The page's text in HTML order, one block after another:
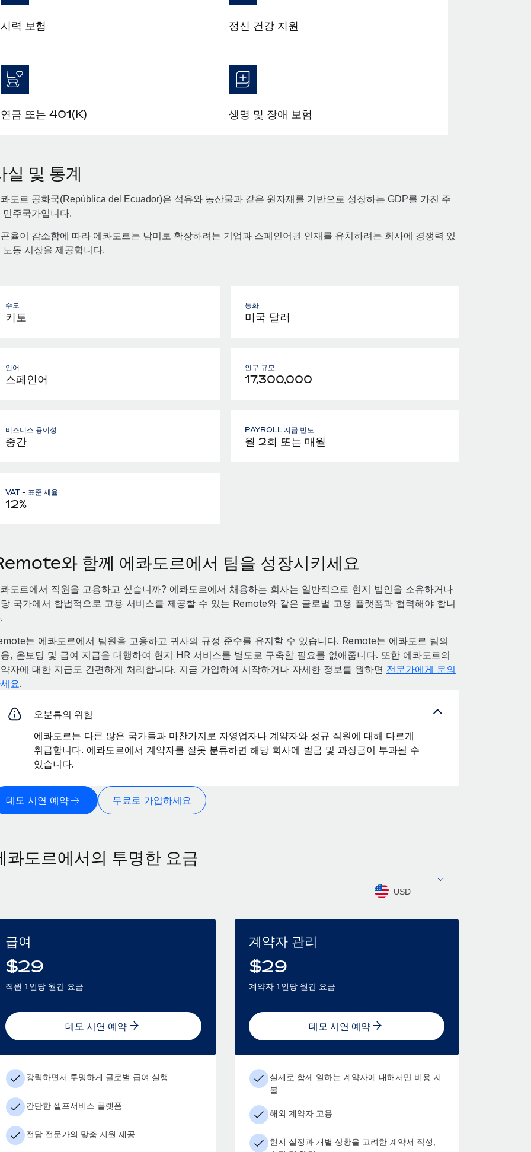
시력 보험 정신 건강 지원
연금 또는 401(K) 생명 및 장애 보험
실 및 통계
도르 공화국(República del Ecuador)은 석유와 농산물과 같은 원자재를 기반으로 성장하는 GDP를 가진 주
민주국가입니다.
곤율이 감소함에 따라 에콰도르는 남미로 확장하려는 기업과 스페인어권 인재를 유치하려는 회사에 경쟁력 있
노동 시장을 제공합니다.
수도
키토
통화
미국 달러
언어
스페인어
인구 규모
17,300,000
비즈니스 용이성
중간
PAYROLL 지급 빈도
월 2회 또는 매월
VAT - 표준 세율
12%
와 함께 에콰도르에서 팀을 성장시키세요
도르에서 직원을 고용하고 싶습니까? 에콰도르에서 채용하는 회사는 일반적으로 현지 법인을 소유하거나
국가에서 합법적으로 고용 서비스를 제공할 수 있는 Remote와 같은 글로벌 고용 플랫폼과 협력해야 합니
는 에콰도르에서 팀원을 고용하고 귀사의 규정 준수를 유지할 수 있습니다. Remote는 에콰도르 팀의
, 온보딩 및 급여 지급을 대행하여 현지 HR 서비스를 별도로 구축할 필요를 없애줍니다. 또한 에콰도르의
자에 대한 지급도 간편하게 처리합니다. 지금 가입하여 시작하거나 자세한 정보를 원하면 전문가에게 문의
요.
오분류의 위험
에콰도르는 다른 많은 국가들과 마찬가지로 자영업자나 계약자와 정규 직원에 대해 다르게
취급합니다. 에콰도르에서 계약자를 잘못 분류하면 해당 회사에 벌금 및 과징금이 부과될 수
있습니다.
데모 시연 예약 무료로 가입하세요
콰도르에서의 투명한 요금
USD
급여
$29
직원 1인당 월간 요금
데모 시연 예약
강력하면서 투명하게 글로벌 급여 실행
간단한 셀프서비스 플랫폼
전담 전문가의 맞춤 지원 제공
계약자 관리
$29
계약자 1인당 월간 요금
데모 시연 예약
실제로 함께 일하는 계약자에 대해서만 비용 지
불
해외 계약자 고용
현지 실정과 개별 상황을 고려한 계약서 작성,